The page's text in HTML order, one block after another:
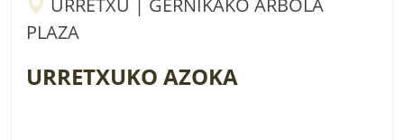
PLAZA
URRETXUKO AZOKA